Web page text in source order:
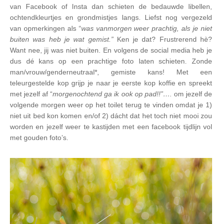
van Facebook of Insta dan schieten de bedauwde libellen,
ochtendkleurtjes en grondmistjes langs. Liefst nog vergezeld
van opmerkingen als “was vanmorgen weer prachtig, als je niet
buiten was heb je wat gemist.” Ken je dat? Frustrerend hè?
Want nee, jij was niet buiten. En volgens de social media heb je
dus dé kans op een prachtige foto laten schieten. Zonde
man/vrouw/genderneutraal*, gemiste kans! Met een
teleurgestelde kop grijp je naar je eerste kop koffie en spreekt
met jezelf af “morgenochtend ga ik ook op pad!!”…. om jezelf de
volgende morgen weer op het toilet terug te vinden omdat je 1)
niet uit bed kon komen en/of 2) dácht dat het toch niet mooi zou
worden en jezelf weer te kastijden met een facebook tijdlijn vol
met gouden foto’s.